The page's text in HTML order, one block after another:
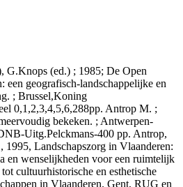
G.Knops (ed.) ; 1985; De Open
een geografisch-landschappelijke en
; Brussel,Koning
0,1,2,3,4,5,6,288pp. Antrop M. ;
bekeken. ; Antwerpen-
Uitg.Pelckmans-400 pp. Antrop,
Landschapszorg in Vlaanderen:
en wenselijkheden voor een ruimtelijk
cultuurhistorische en esthetische
in Vlaanderen. Gent, RUG en